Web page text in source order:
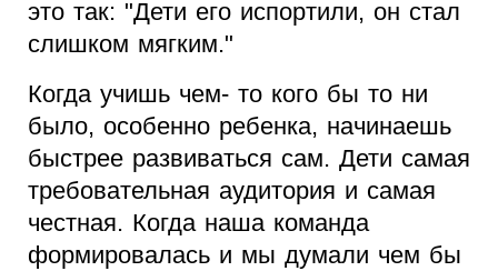
это так: "Дети его испортили, он стал
слишком мягким."
Когда учишь чем- то кого бы то ни
было, особенно ребенка, начинаешь
быстрее развиваться сам. Дети самая
требовательная аудитория и самая
честная. Когда наша команда
формировалась и мы думали чем бы